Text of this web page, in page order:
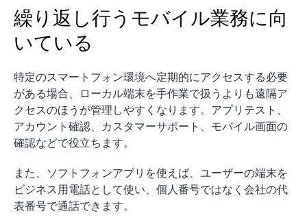
繰り返し行うモバイル業務に向
いている
特定のスマートフォン環境へ定期的にアクセスする必要
がある場合、ローカル端末を手作業で扱うよりも遠隔ア
クセスのほうが管理しやすくなります。アプリテスト、
アカウント確認、カスタマーサポート、モバイル画面の
確認などで役立ちます。
また、ソフトフォンアプリを使えば、ユーザーの端末を
ビジネス用電話として使い、個人番号ではなく会社の代
表番号で通話できます。